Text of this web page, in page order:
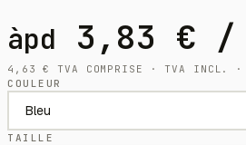
àpd 3,83 € /
4,63€
TVA COMPRISE · TVA INCL.
COULEUR
TAILLE